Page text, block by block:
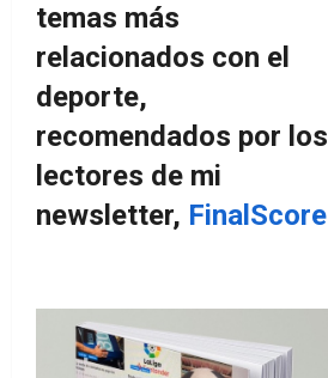
temas más
relacionados con el
deporte,
recomendados por los
lectores de mi
newsletter, FinalScore